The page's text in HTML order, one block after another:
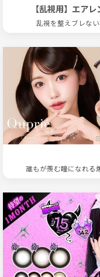
【乱視用】エア
乱視を整えブレな
誰もが羨む瞳になれる